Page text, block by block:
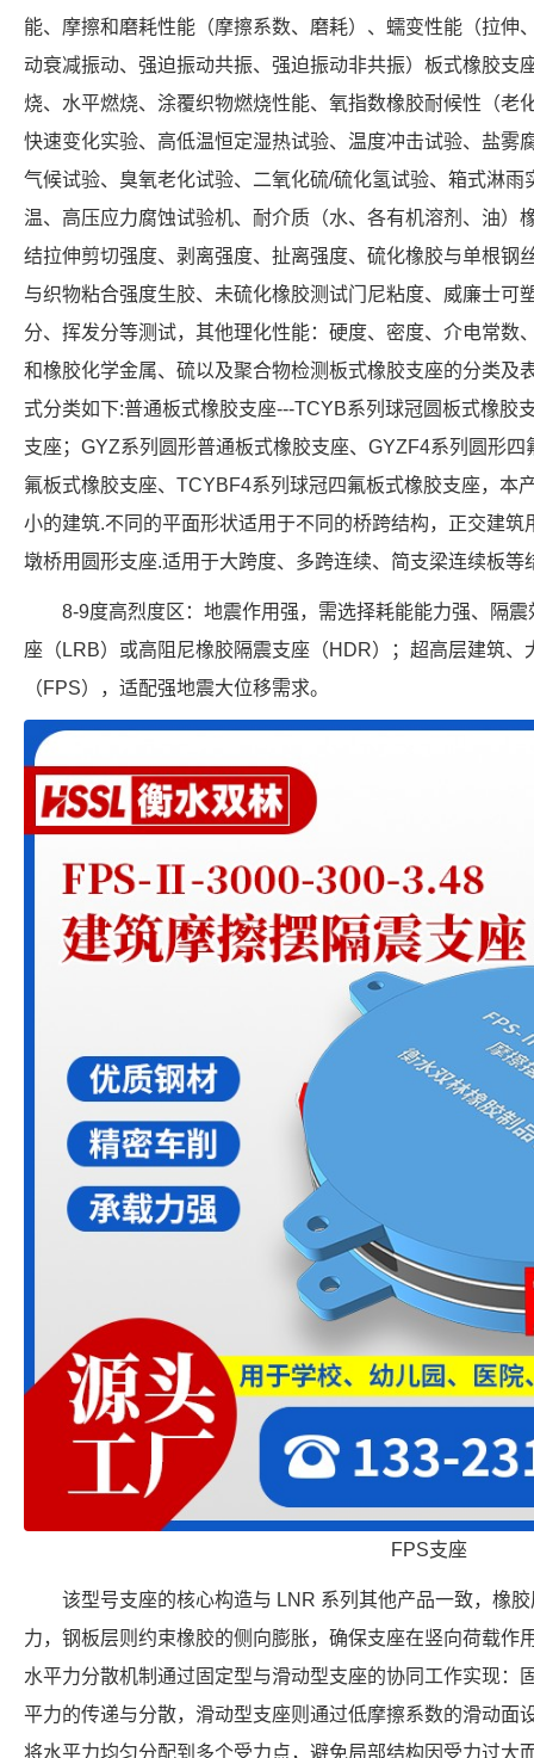
能、摩擦和磨耗性能（摩擦系数、磨耗）、蠕变性能（拉伸
动衰减振动、强迫振动共振、强迫振动非共振）板式橡胶支
烧、水平燃烧、涂覆织物燃烧性能、氧指数橡胶耐候性（老
快速变化实验、高低温恒定湿热试验、温度冲击试验、盐雾
气候试验、臭氧老化试验、二氧化硫/硫化氢试验、箱式淋
温、高压应力腐蚀试验机、耐介质（水、各有机溶剂、油）
结拉伸剪切强度、剥离强度、扯离强度、硫化橡胶与单根钢
与织物粘合强度生胶、未硫化橡胶测试门尼粘度、威廉士可
分、挥发分等测试，其他理化性能：硬度、密度、介电常数
和橡胶化学金属、硫以及聚合物检测板式橡胶支座的分类及
式分类如下:普通板式橡胶支座---TCYB系列球冠圆板式橡胶
支座；GYZ系列圆形普通板式橡胶支座、GYZF4系列圆形
氟板式橡胶支座、TCYBF4系列球冠四氟板式橡胶支座，本
小的建筑.不同的平面形状适用于不同的桥跨结构，正交建
墩桥用圆形支座.适用于大跨度、多跨连续、简支梁连续板等
8-9度高烈度区：地震作用强，需选择耗能能力强、隔
座（LRB）或高阻尼橡胶隔震支座（HDR）；超高层建筑
（FPS），适配强地震大位移需求。
FPS支座
该型号支座的核心构造与 LNR 系列其他产品一致，橡
力，钢板层则约束橡胶的侧向膨胀，确保支座在竖向荷载作
水平力分散机制通过固定型与滑动型支座的协同工作实现：
平力的传递与分散，滑动型支座则通过低摩擦系数的滑动面
将水平力均匀分配到多个受力点，避免局部结构因受力过大